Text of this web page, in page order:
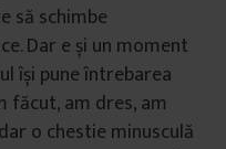
să schimbe
Dar e și un moment
își pune întrebarea
făcut, am dres, am
o chestie minusculă